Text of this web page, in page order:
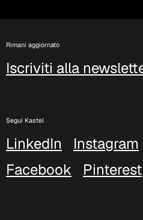
Rimani aggiornato
Iscriviti alla
Segui Kastel
LinkedIn Instagram
Facebook
Pinterest